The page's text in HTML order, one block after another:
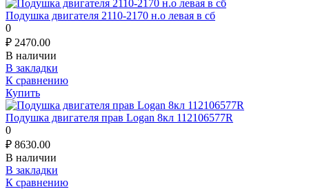
Подушка двигателя 2110-2170 н.о левая в сб
0
₽ 2470.00
В наличии
В закладки
К сравнению
Купить
Подушка двигателя прав Logan 8кл 112106577R
0
₽ 8630.00
В наличии
В закладки
К сравнению